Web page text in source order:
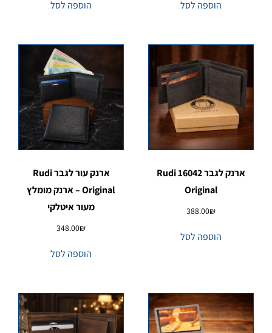
הוספה לסל הוספה לסל
ארנק לגבר 16042 Rudi
Original
388.00₪
הוספה לסל
ארנק עור לגבר Rudi
Original – ארנק מומלץ
מעור איטלקי
348.00₪
הוספה לסל